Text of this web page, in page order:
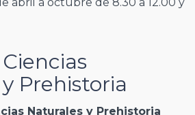
Prehistoria
Naturales y Prehistoria